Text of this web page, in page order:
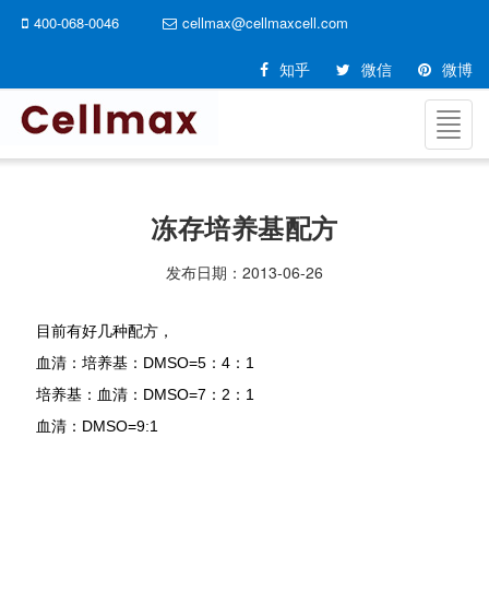
400-068-0046 cellmax@cellmaxcell.com
知乎 微信 微博
切
换
导
冻存培养基配方
发布日期： 2013-06-26